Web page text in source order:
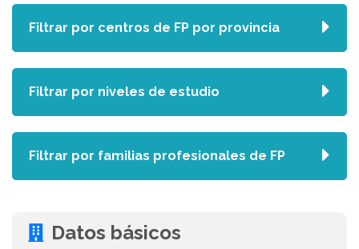
Datos básicos
Filtrar por centros de FP por provincia
Filtrar por niveles de estudio
Filtrar por familias profesionales de FP